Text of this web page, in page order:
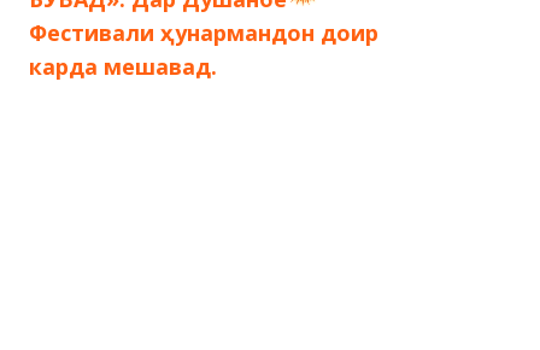
по
записям
Фестивали ҳунармандон доир
карда мешавад.